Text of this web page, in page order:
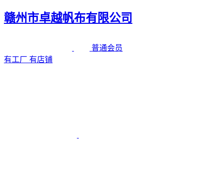
赣州市卓越帆布有限公司
普通会员
有工厂 有店铺